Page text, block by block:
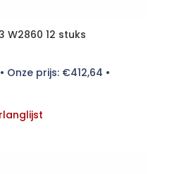
W2860 12 stuks
Onze prijs: €412,64 •